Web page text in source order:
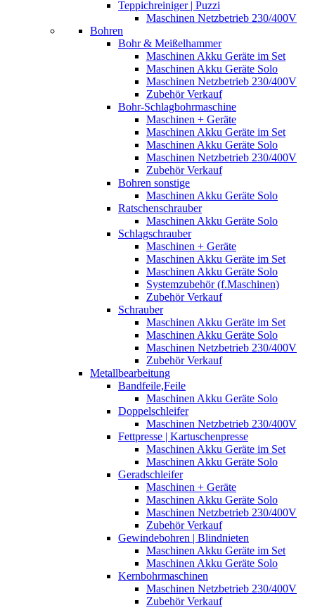
Teppichreiniger | Puzzi
Maschinen Netzbetrieb 230/400V
Bohren
Bohr & Meißelhammer
Maschinen Akku Geräte im Set
Maschinen Akku Geräte Solo
Maschinen Netzbetrieb 230/400V
Zubehör Verkauf
Bohr-Schlagbohrmaschine
Maschinen + Geräte
Maschinen Akku Geräte im Set
Maschinen Akku Geräte Solo
Maschinen Netzbetrieb 230/400V
Zubehör Verkauf
Bohren sonstige
Maschinen Akku Geräte Solo
Ratschenschrauber
Maschinen Akku Geräte Solo
Schlagschrauber
Maschinen + Geräte
Maschinen Akku Geräte im Set
Maschinen Akku Geräte Solo
Systemzubehör (f.Maschinen)
Zubehör Verkauf
Schrauber
Maschinen Akku Geräte im Set
Maschinen Akku Geräte Solo
Maschinen Netzbetrieb 230/400V
Zubehör Verkauf
Metallbearbeitung
Bandfeile,Feile
Maschinen Akku Geräte Solo
Doppelschleifer
Maschinen Netzbetrieb 230/400V
Fettpresse | Kartuschenpresse
Maschinen Akku Geräte im Set
Maschinen Akku Geräte Solo
Geradschleifer
Maschinen + Geräte
Maschinen Akku Geräte Solo
Maschinen Netzbetrieb 230/400V
Zubehör Verkauf
Gewindebohren | Blindnieten
Maschinen Akku Geräte im Set
Maschinen Akku Geräte Solo
Kernbohrmaschinen
Maschinen Netzbetrieb 230/400V
Zubehör Verkauf